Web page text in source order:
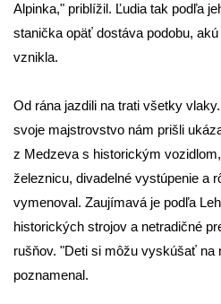
Alpinka," priblížil. Ľudia tak podľa
stanička opäť dostáva podobu,
vznikla.
Od rána jazdili na trati všetky
svoje majstrovstvo nám prišli
z Medzeva s historickým
železnicu, divadelné vystúpenie a
vymenoval. Zaujímavá je podľa
historických strojov a netradičné
rušňov. "Deti si môžu vyskúšať na
poznamenal.